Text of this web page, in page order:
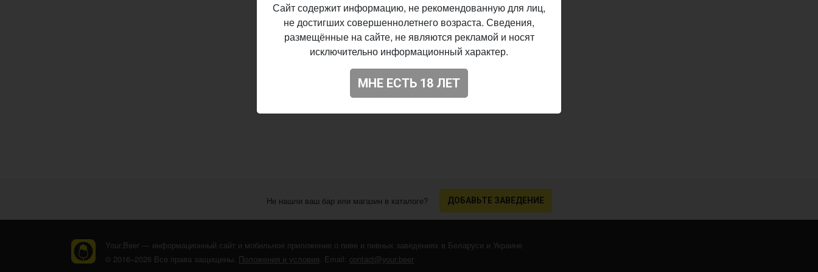
Не нашли ваш бар или магазин в каталоге? ДОБАВЬТЕ ЗАВЕДЕНИЕ
Your.Beer — информационный сайт и мобильное приложение о пиве и пивных заведениях в Беларуси и Украине
© 2016–2026 Все права защищены. Положения и условия. Email: contact@your.beer
Сайт содержит информацию, не рекомендованную для лиц,
не достигших совершеннолетнего возраста. Сведения,
размещённые на сайте, не являются рекламой и носят
исключительно информационный характер.
МНЕ ЕСТЬ 18 ЛЕТ